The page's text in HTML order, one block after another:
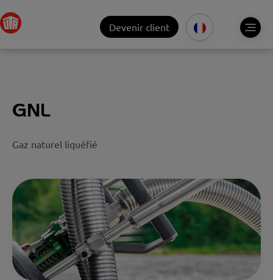
Devenir client
GNL
Gaz naturel liquéfié